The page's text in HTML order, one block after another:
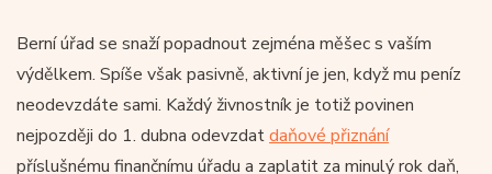
Berní úřad se snaží popadnout zejména měšec s vaším
výdělkem. Spíše však pasivně, aktivní je jen, když mu peníz
neodevzdáte sami. Každý živnostník je totiž povinen
nejpozději do 1. dubna odevzdatdaňové přiznání
příslušnému finančnímu úřadu a zaplatit za minulý rok daň,